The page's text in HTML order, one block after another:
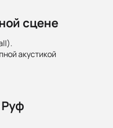
сцене
акустикой